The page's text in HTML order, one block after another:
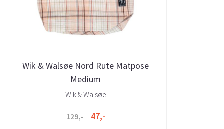
Wik & Walsøe Nord Rute Matpose
Medium
Wik & Walsøe
129,- 47,-